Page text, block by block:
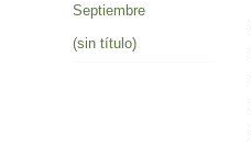
Septiembre
(sin título)